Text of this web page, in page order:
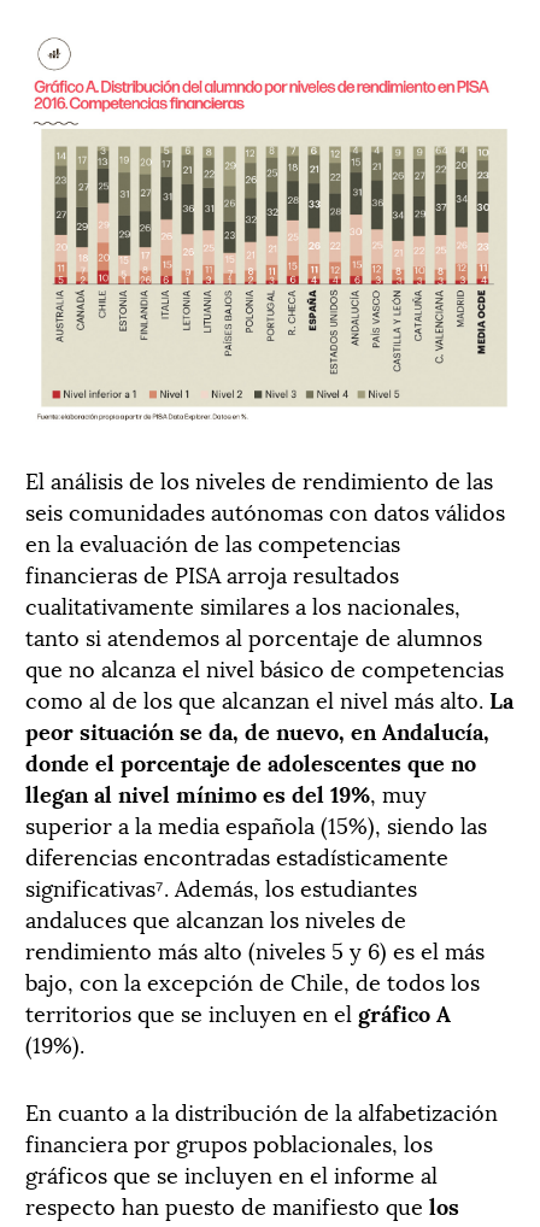
El análisis de los niveles de rendimiento de las
seis comunidades autónomas con datos válidos
en la evaluación de las competencias
financieras de PISA arroja resultados
cualitativamente similares a los nacionales,
tanto si atendemos al porcentaje de alumnos
que no alcanza el nivel básico de competencias
como al de los que alcanzan el nivel más alto.La
peor situación se da, de nuevo, en Andalucía,
donde el porcentaje de adolescentes que no
llegan al nivel mínimo es del 19%, muy
superior a la media española (15%), siendo las
diferencias encontradas estadísticamente
significativas⁷. Además, los estudiantes
andaluces que alcanzan los niveles de
rendimiento más alto (niveles 5 y 6) es el más
bajo, con la excepción de Chile, de todos los
territorios que se incluyen en el gráfico A
(19%).
En cuanto a la distribución de la alfabetización
financiera por grupos poblacionales, los
gráficos que se incluyen en el informe al
respecto han puesto de manifiesto que los